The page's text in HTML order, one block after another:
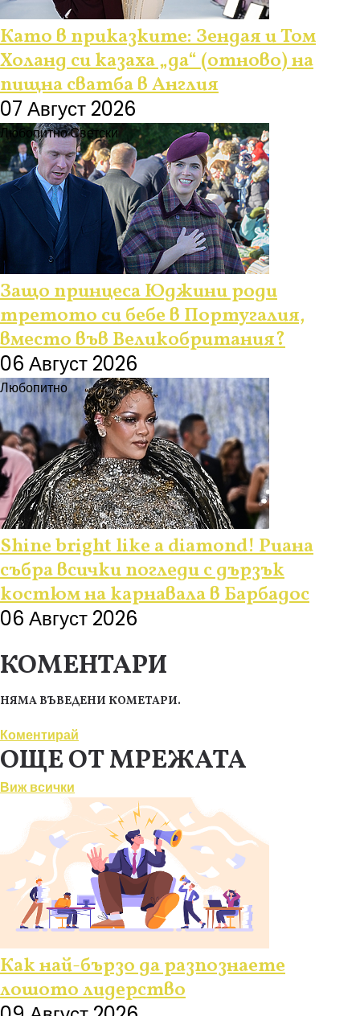
Като в приказките: Зендая и Том
Холанд си казаха „да“ (отново) на
пищна сватба в Англия
07 Август 2026
ЛюбопитноСветски
Защо принцеса Юджини роди
третото си бебе в Португалия,
вместо във Великобритания?
06 Август 2026
Любопитно
Shine bright like a diamond! Риана
събра всички погледи с дързък
костюм на карнавала в Барбадос
06 Август 2026
КОМЕНТАРИ
НЯМА ВЪВЕДЕНИ КОМЕТАРИ.
Коментирай
ОЩЕ ОТ МРЕЖАТА
Виж всички
Как най-бързо да разпознаете
лошото лидерство